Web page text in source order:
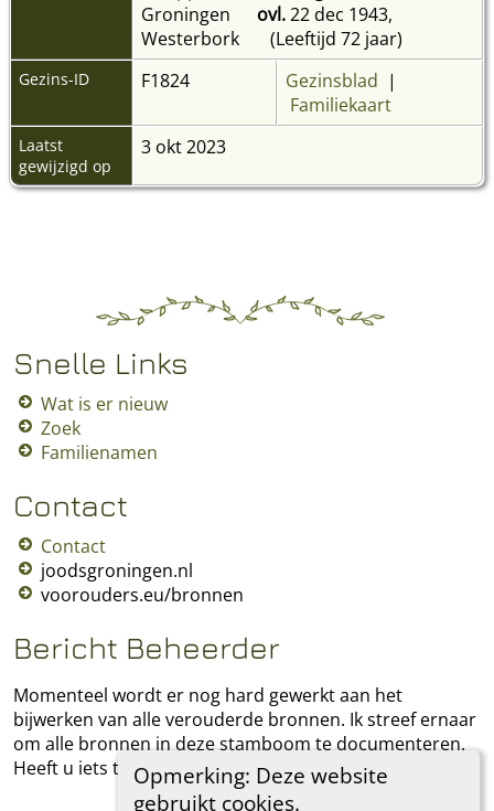
Opmerking: Deze website
gebruikt cookies.
Groningen
ovl.22 dec 1943,
Westerbork
(Leeftijd 72 jaar)
Gezins-ID F1824 Gezinsblad |
Familiekaart
Laatst
gewijzigd op
3 okt 2023
Snelle Links
Wat is er nieuw
Zoek
Familienamen
Contact
Contact
joodsgroningen.nl
voorouders.eu/bronnen
Bericht Beheerder
Momenteel wordt er nog hard gewerkt aan het
bijwerken van alle verouderde bronnen. Ik streef ernaar
om alle bronnen in deze stamboom te documenteren.
Heeft u iets toe te voegen, laat het mij dan weten.